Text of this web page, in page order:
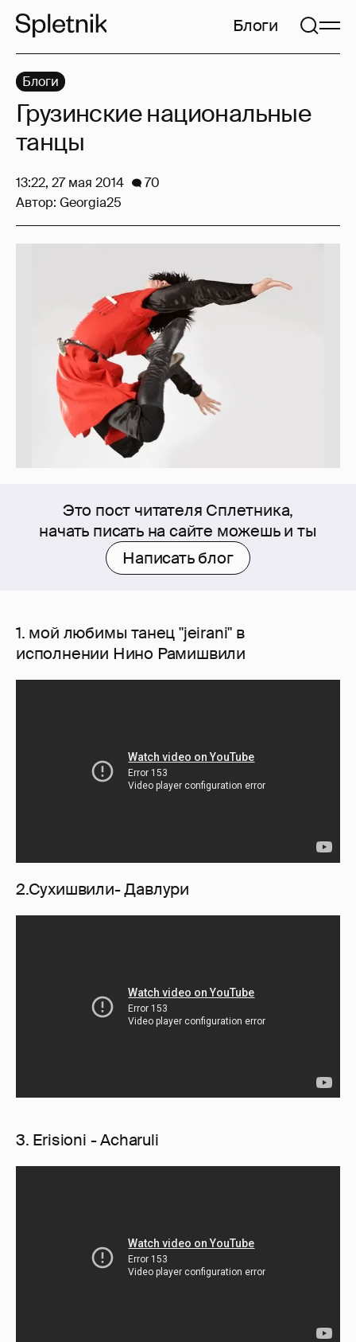
Блоги
Это пост читателя Сплетника,
начать писать на сайте можешь и ты
Написать блог
1. мой любимы танец "jeirani" в
исполнении Нино Рамишвили
2.Сухишвили- Давлури
3. Erisioni - Acharuli
Блоги
Грузинские национальные
танцы
13:22, 27 мая 2014
70
Автор: Georgia25